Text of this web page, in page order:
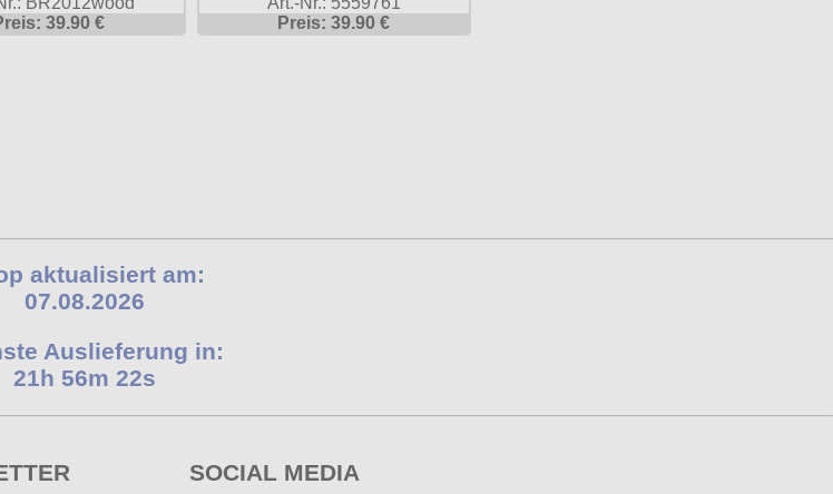
39.90 €
Preis: 39.90 €
aktualisiert am:
07.08.2026
Auslieferung in:
21h 56m 22s
SOCIAL MEDIA